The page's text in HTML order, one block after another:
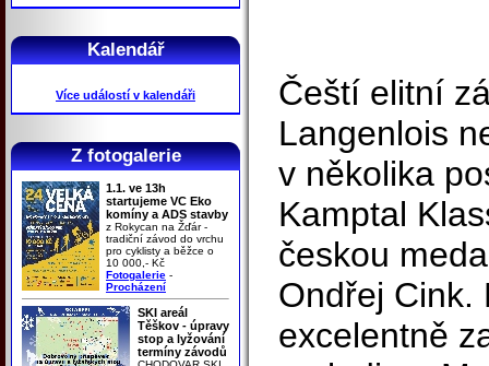
Kalendář
Více událostí v kalendáři
Z fotogalerie
1.1. ve 13h
startujeme VC Eko
komíny a ADS stavby
z Rokycan na Žďár -
tradiční závod do vrchu
pro cyklisty a běžce o
10 000,- Kč
Fotogalerie -
Procházení
SKI areál
Těškov - úpravy
stop a lyžování
termíny závodů
Čeští elitní
Langenlois
v několika
Kamptal
českou
Ondřej Cink.
excelentně